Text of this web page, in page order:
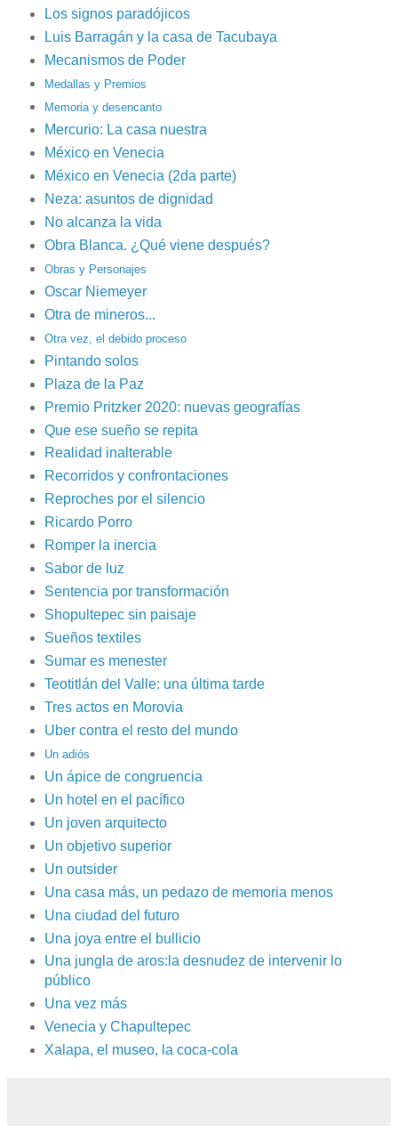
Los signos paradójicos
Luis Barragán y la casa de Tacubaya
Mecanismos de Poder
Medallas y Premios
Memoria y desencanto
Mercurio: La casa nuestra
México en Venecia
México en Venecia (2da parte)
Neza: asuntos de dignidad
No alcanza la vida
Obra Blanca. ¿Qué viene después?
Obras y Personajes
Oscar Niemeyer
Otra de mineros...
Otra vez, el debido proceso
Pintando solos
Plaza de la Paz
Premio Pritzker 2020: nuevas geografías
Que ese sueño se repita
Realidad inalterable
Recorridos y confrontaciones
Reproches por el silencio
Ricardo Porro
Romper la inercia
Sabor de luz
Sentencia por transformación
Shopultepec sin paisaje
Sueños textiles
Sumar es menester
Teotitlán del Valle: una última tarde
Tres actos en Morovia
Uber contra el resto del mundo
Un adiós
Un ápice de congruencia
Un hotel en el pacífico
Un joven arquitecto
Un objetivo superior
Un outsider
Una casa más, un pedazo de memoria menos
Una ciudad del futuro
Una joya entre el bullicio
Una jungla de aros:la desnudez de intervenir lo
público
Una vez más
Venecia y Chapultepec
Xalapa, el museo, la coca-cola